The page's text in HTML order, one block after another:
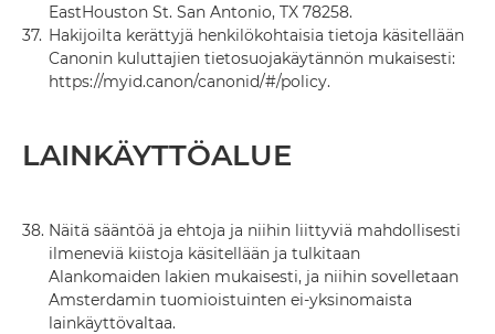
EastHouston St. San Antonio, TX 78258.
37. Hakijoilta kerättyjä henkilökohtaisia tietoja käsitellään
Canonin kuluttajien tietosuojakäytännön mukaisesti:
https://myid.canon/canonid/#/policy.
LAINKÄYTTÖALUE
38. Näitä sääntöä ja ehtoja ja niihin liittyviä mahdollisesti
ilmeneviä kiistoja käsitellään ja tulkitaan
Alankomaiden lakien mukaisesti, ja niihin sovelletaan
Amsterdamin tuomioistuinten ei-yksinomaista
lainkäyttövaltaa.